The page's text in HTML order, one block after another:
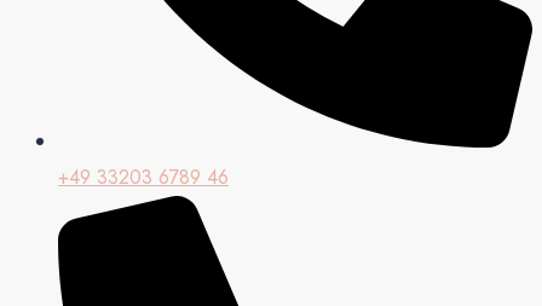
+49 33203 6789 46